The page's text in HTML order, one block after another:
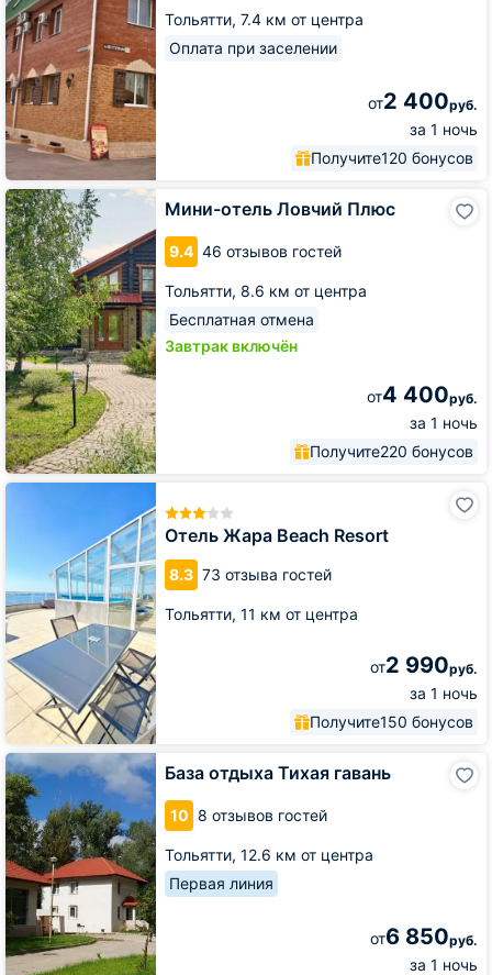
Тольятти, 7.4 км от центра
Оплата при заселении
от2 400руб.
за 1 ночь
Получите120 бонусов
Мини-отель Ловчий Плюс
9.4 46 отзывов гостей
Тольятти, 8.6 км от центра
Бесплатная отмена
Завтрак включён
от4 400руб.
за 1 ночь
Получите220 бонусов
Мини-
отель
Ловчий
Плюс
Отель Жара Beach Resort
8.3 73 отзыва гостей
Тольятти, 11 км от центра
от2 990руб.
за 1 ночь
Получите150 бонусов
Отель
База отдыха Тихая гавань
10 8 отзывов гостей
Тольятти, 12.6 км от центра
Первая линия
от6 850руб.
за 1 ночь
База
отдыха
Тихая
гавань